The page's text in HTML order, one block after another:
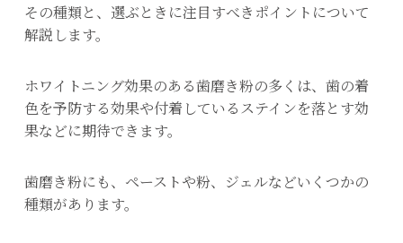
その種類と、選ぶときに注目すべきポイントについて
解説します。
ホワイトニング効果のある歯磨き粉の多くは、歯の着
色を予防する効果や付着しているステインを落とす効
果などに期待できます。
歯磨き粉にも、ペーストや粉、ジェルなどいくつかの
種類があります。